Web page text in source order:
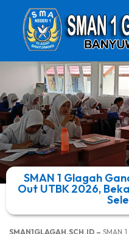
SMAN 1 Glagah
Out UTBK 2026,
SMAN1GLAGAH.SCH.ID – SMAN